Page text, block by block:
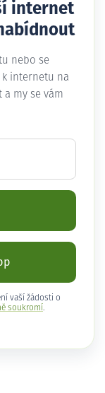
internet
nebo se
internetu na
a my se vám
vaší žádosti o
soukromí .